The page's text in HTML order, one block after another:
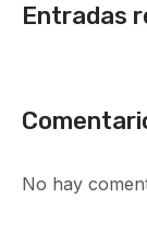
Entradas
No hay